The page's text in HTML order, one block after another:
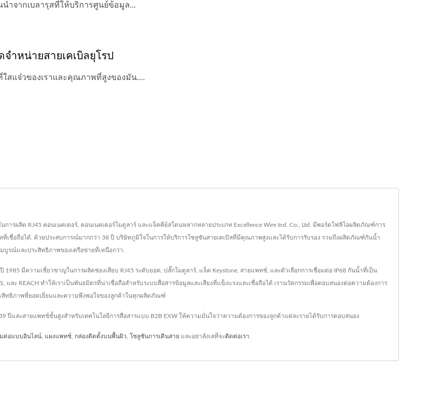
นำจากเบลารุสที่ให้บริการศูนย์ข้อมูล...
ำหน่ายสายเคเบิลยุโรป
ใสแจ๋วของเราและคุณภาพที่สูงของมัน....
การผลิต RJ45 คอนเนคเตอร์, คอนเนคเตอร์โมดูลาร์ และแจ็คคีย์สโตนหลากหลายประเภท Excellence Wire Ind. Co., Ltd. มีพอร์ตโฟลิโอผลิตภัณฑ์การ
เชื่อถือได้. ด้วยประสบการณ์มากกว่า 38 ปี บริษัทภูมิใจในการให้บริการโซลูชันสายเคเบิลที่มีคุณภาพสูงและได้รับการรับรอง รวมถึงผลิตภัณฑ์กันน้ำ
รณ์และประสิทธิภาพของเครือข่ายที่เหนือกว่า.
1985 มีความเชี่ยวชาญในการผลิตช่องเสียบ RJ45 ระดับยอด, ปลั๊กโมดูลาร์, แจ็ค Keystone, สายแพทช์, และตัวเลือกการเชื่อมต่อ IP68 กันน้ำที่เป็น
และ REACH ทำให้เราเป็นพันธมิตรที่น่าเชื่อถือสำหรับระบบสื่อสารข้อมูลและเสียงที่แข็งแรงและเชื่อถือได้ เรานวัตกรรมเพื่อตอบสนองต่อความต้องการ
สิทธิภาพที่ยอดเยี่ยมและความพึงพอใจของลูกค้าในทุกผลิตภัณฑ์
ปีและสายแพทช์ขั้นสูงสำหรับเทคโนโลยีการสื่อสารแบบ B2B EXW ให้ความมั่นใจว่าความต้องการของลูกค้าแต่ละรายได้รับการตอบสนอง
ต่อแบบอินไลน์ แผงแพทช์ กล่องติดตั้งบนพื้นผิว โซลูชันการเดินสาย และอย่าลังเลที่จะติดต่อเรา